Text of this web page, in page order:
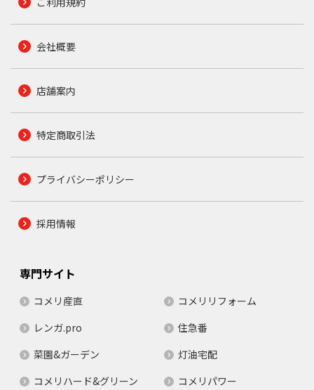
会社概要
店舗案内
特定商取引法
プライバシーポリシー
採用情報
専門サイト
コメリ産直
コメリリフォーム
レンガ.pro
住急番
菜園&ガーデン
灯油宅配
コメリハード&グリーン
コメリパワー